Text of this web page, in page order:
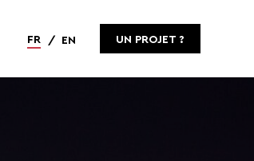
FR EN UN PROJET ?